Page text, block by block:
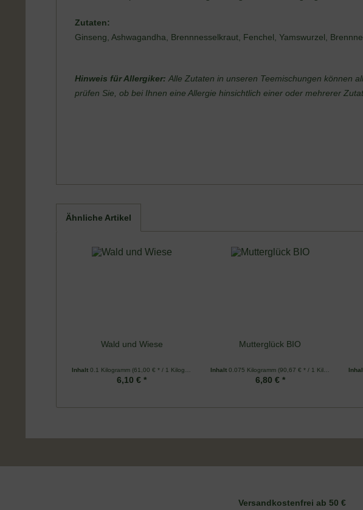
Zutaten:
Ginseng, Ashwagandha, Brennnesselkraut, Fenchel, Yamswurzel,
Hinweis für Allergiker: Alle Zutaten in unseren Teemischungen können
prüfen Sie, ob bei Ihnen eine Allergie hinsichtlich einer oder mehrerer
Ähnliche Artikel
Wald und Wiese
Inhalt 0.1 Kilogramm (61,00 € * / 1 Kilogramm)
6,10 € *
Mutterglück BIO
Inhalt 0.075 Kilogramm (90,67 € * / 1 Kilogramm)
6,80 € *
Versandkostenfrei ab 50 €